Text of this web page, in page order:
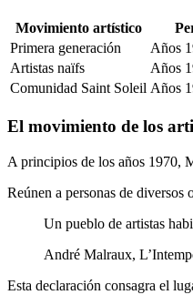
Movimiento artístico
Primera generación
Años
Artistas naïfs
Años
Comunidad Saint Soleil Años
El movimiento de los
A principios de los años 1970,
Reúnen a personas de
Un pueblo de artistas
André Malraux,
Esta declaración consagra el